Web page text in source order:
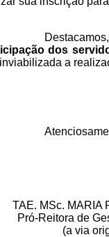
dos
a
TAE. MSc. MARIA
Pró-Reitora de
(a via